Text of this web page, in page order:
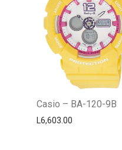
Casio – BA-120-9B
L6,603.00